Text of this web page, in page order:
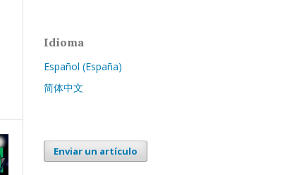
Idioma
Español (España)
简体中文
Enviar un artículo